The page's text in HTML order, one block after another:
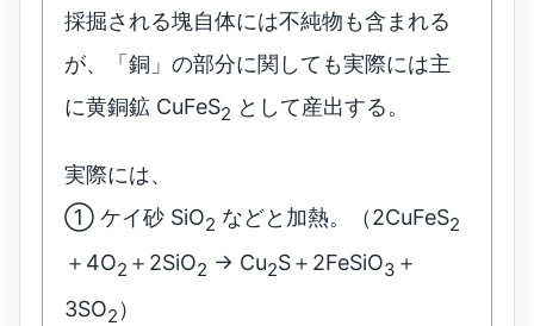
採掘される塊自体には不純物も含まれる
が、「銅」の部分に関しても実際には主
に黄銅鉱 CuFeS2 として産出する。
実際には、
① ケイ砂 SiO2 などと加熱。（2CuFeS2
＋4O2 ＋2SiO2 → Cu2S＋2FeSiO3 ＋
3SO2 ）